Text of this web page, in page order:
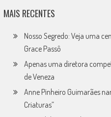
MAIS RECENTES
Nosso Segredo: Veja uma
Grace Passô
Apenas uma diretora
de Veneza
Anne Pinheiro Guimarães
Criaturas”